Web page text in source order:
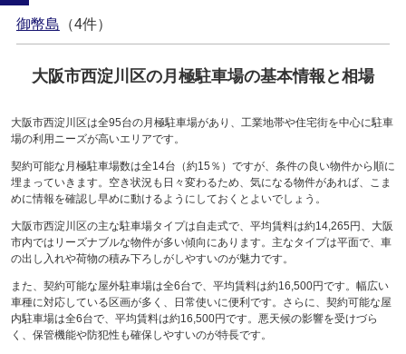
御幣島 （4件）
大阪市西淀川区の月極駐車場の基本情報と相場
大阪市西淀川区は全95台の月極駐車場があり、工業地帯や住宅街を中心に駐車
場の利用ニーズが高いエリアです。
契約可能な月極駐車場数は全14台（約15％）ですが、条件の良い物件から順に
埋まっていきます。空き状況も日々変わるため、気になる物件があれば、こま
めに情報を確認し早めに動けるようにしておくとよいでしょう。
大阪市西淀川区の主な駐車場タイプは自走式で、平均賃料は約14,265円、大阪
市内ではリーズナブルな物件が多い傾向にあります。主なタイプは平面で、車
の出し入れや荷物の積み下ろしがしやすいのが魅力です。
また、契約可能な屋外駐車場は全6台で、平均賃料は約16,500円です。幅広い
車種に対応している区画が多く、日常使いに便利です。さらに、契約可能な屋
内駐車場は全6台で、平均賃料は約16,500円です。悪天候の影響を受けづら
く、保管機能や防犯性も確保しやすいのが特長です。